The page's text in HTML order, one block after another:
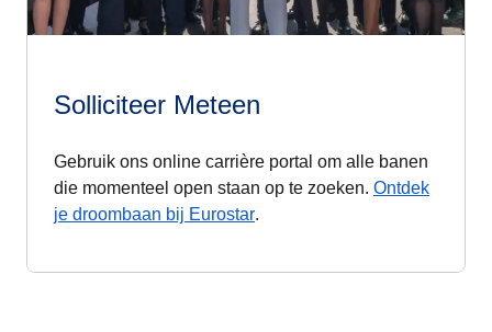
Solliciteer Meteen
Gebruik ons online carrière portal om alle banen
die momenteel open staan op te zoeken. Ontdek
je droombaan bij Eurostar(.